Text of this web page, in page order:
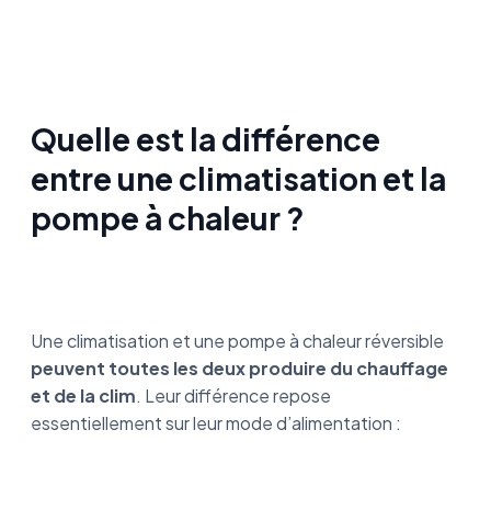
Quelle est la différence
entre une climatisation et la
pompe à chaleur ?
Une climatisation et une pompe à chaleur réversible
peuvent toutes les deux produire du chauffage
et de la clim. Leur différence repose
essentiellement sur leur mode d’alimentation :